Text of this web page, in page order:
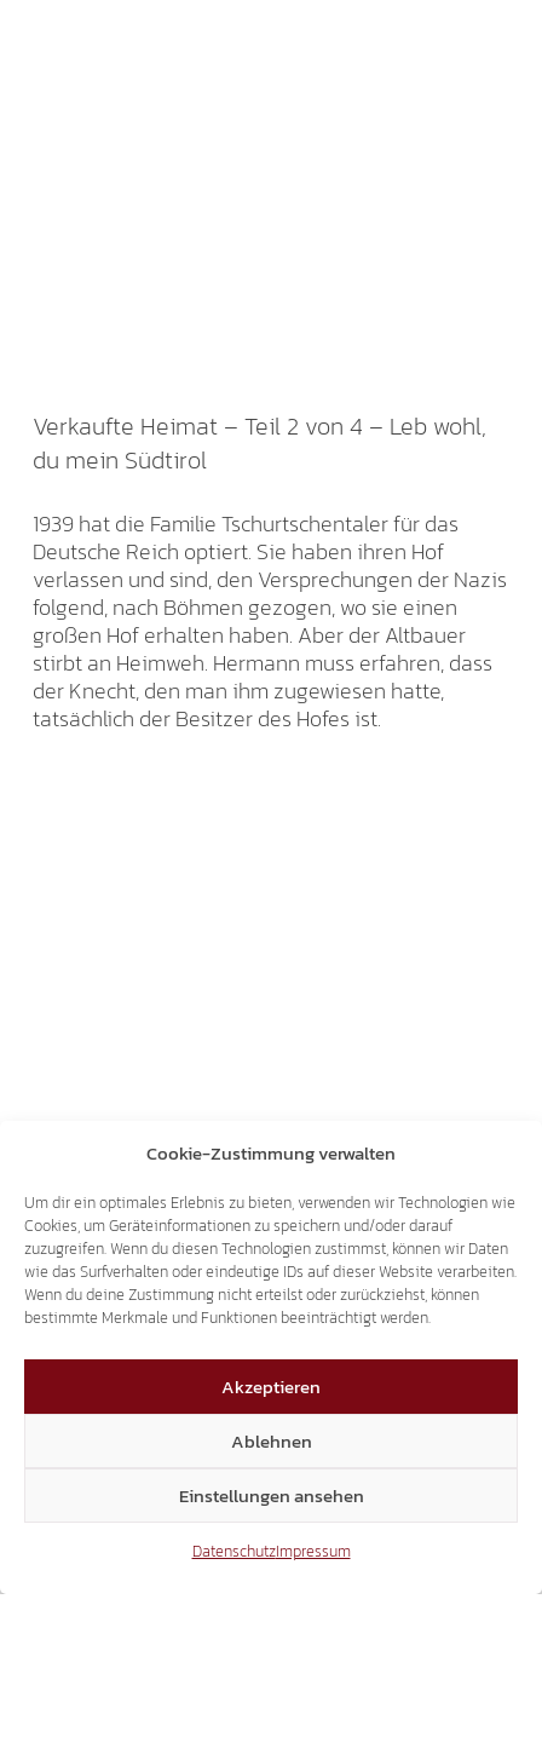
Cookie-Zustimmung verwalten
Um dir ein optimales Erlebnis zu bieten, verwenden wir Technologien wie
Cookies, um Geräteinformationen zu speichern und/oder darauf
zuzugreifen. Wenn du diesen Technologien zustimmst, können wir Daten
wie das Surfverhalten oder eindeutige IDs auf dieser Website verarbeiten.
Wenn du deine Zustimmung nicht erteilst oder zurückziehst, können
bestimmte Merkmale und Funktionen beeinträchtigt werden.
Akzeptieren
Ablehnen
Einstellungen ansehen
DatenschutzImpressum
Verkaufte Heimat – Teil 2 von 4 – Leb wohl,
du mein Südtirol
1939 hat die Familie Tschurtschentaler für das
Deutsche Reich optiert. Sie haben ihren Hof
verlassen und sind, den Versprechungen der Nazis
folgend, nach Böhmen gezogen, wo sie einen
großen Hof erhalten haben. Aber der Altbauer
stirbt an Heimweh. Hermann muss erfahren, dass
der Knecht, den man ihm zugewiesen hatte,
tatsächlich der Besitzer des Hofes ist.